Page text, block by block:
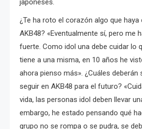
japoneses.
¿Te ha roto el corazón algo que haya
AKB48? «Eventualmente sí, pero me
fuerte. Como idol una debe cuidar lo
tiene a una misma, en 10 años he
ahora pienso más». ¿Cuáles deberán
seguir en AKB48 para el futuro?
vida, las personas idol deben llevar
embargo, he estado pensando qué
grupo no se rompa o se pudra, se